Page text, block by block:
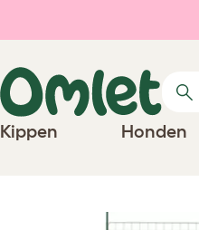
Kippen Honden